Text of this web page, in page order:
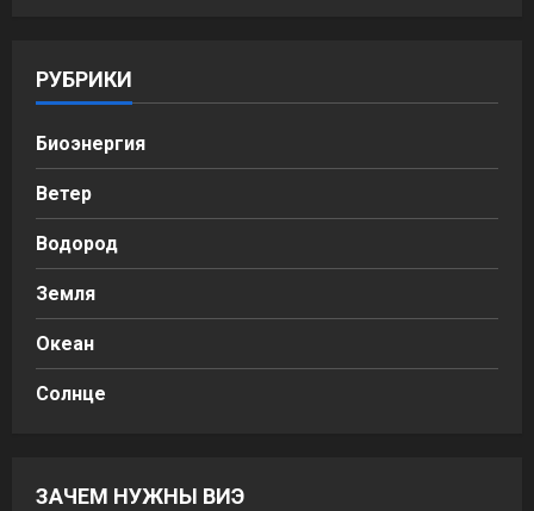
РУБРИКИ
Биоэнергия
Ветер
Водород
Земля
Океан
Солнце
ЗАЧЕМ НУЖНЫ ВИЭ